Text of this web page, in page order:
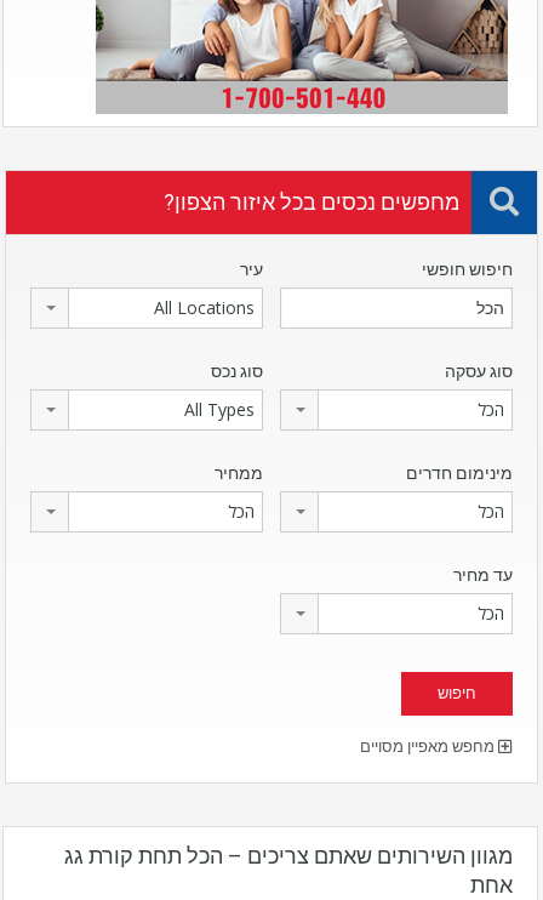
מחפשים נכסים בכל איזור הצפון?
חיפוש חופשי עיר
All Locations
סוג עסקה
הכל
סוג נכס
All Types
מינימום חדרים
הכל
ממחיר
הכל
עד מחיר
הכל
מחפש מאפיין מסויים
מגוון השירותים שאתם צריכים – הכל תחת קורת גג
אחת